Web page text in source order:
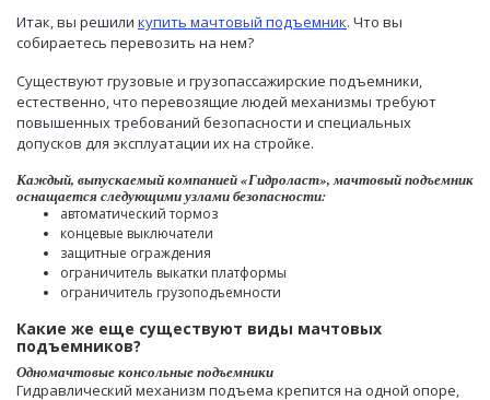
Итак, вы решили купить мачтовый подъемник. Что вы
собираетесь перевозить на нем?
Существуют грузовые и грузопассажирские подъемники,
естественно, что перевозящие людей механизмы требуют
повышенных требований безопасности и специальных
допусков для эксплуатации их на стройке.
Каждый, выпускаемый компанией «Гидроласт», мачтовый подъемник
оснащается следующими узлами безопасности:
автоматический тормоз
концевые выключатели
защитные ограждения
ограничитель выкатки платформы
ограничитель грузоподъемности
Какие же еще существуют виды мачтовых
подъемников?
Одномачтовые консольные подъемники
Гидравлический механизм подъема крепится на одной опоре,